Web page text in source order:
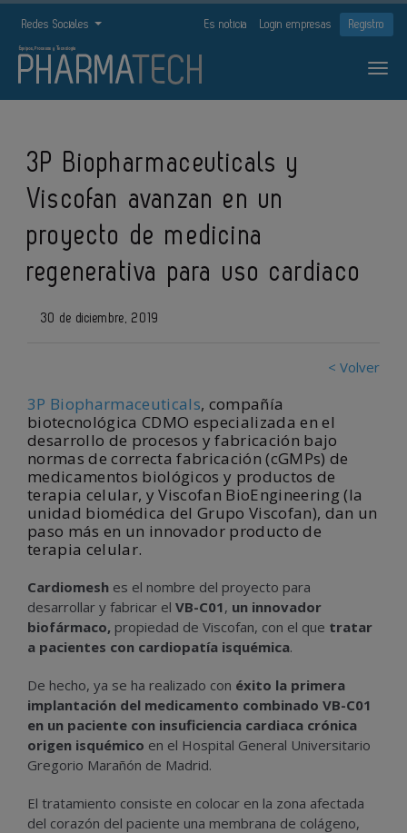
Redes Sociales Es noticia Login empresas Registro
3P Biopharmaceuticals y
Viscofan avanzan en un
proyecto de medicina
regenerativa para uso cardiaco
30 de diciembre, 2019
< Volver
3P Biopharmaceuticals, compañía
biotecnológica CDMO especializada en el
desarrollo de procesos y fabricación bajo
normas de correcta fabricación (cGMPs) de
medicamentos biológicos y productos de
terapia celular, y Viscofan BioEngineering (la
unidad biomédica del Grupo Viscofan), dan un
paso más en un innovador producto de
terapia celular.
Cardiomesh es el nombre del proyecto para
desarrollar y fabricar el VB-C01, un innovador
biofármaco, propiedad de Viscofan, con el que tratar
a pacientes con cardiopatía isquémica.
De hecho, ya se ha realizado con éxito la primera
implantación del medicamento combinado VB-C01
en un paciente con insuficiencia cardiaca crónica
origen isquémico en el Hospital General Universitario
Gregorio Marañón de Madrid.
El tratamiento consiste en colocar en la zona afectada
del corazón del paciente una membrana de colágeno,